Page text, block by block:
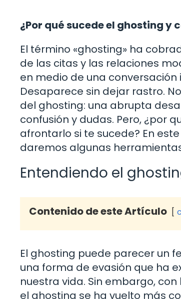
¿Por qué sucede el ghosting y
El término «ghosting» ha
de las citas y las relaciones
en medio de una
Desaparece sin dejar rastro.
del ghosting: una abrupta
confusión y dudas. Pero, ¿por
afrontarlo si te sucede? En
daremos algunas
Entendiendo el
Contenido de este Artículo
El ghosting puede parecer un
una forma de evasión que ha
nuestra vida. Sin embargo,
el ghosting se ha vuelto más